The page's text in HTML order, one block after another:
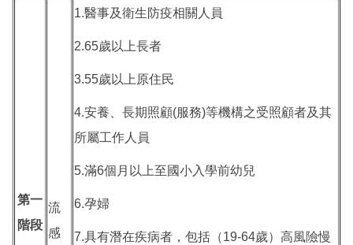
第一
階段
流
感
1.醫事及衛生防疫相關人員
2.65歲以上長者
3.55歲以上原住民
4.安養、長期照顧(服務)等機構之受照顧者及其
所屬工作人員
5.滿6個月以上至國小入學前幼兒
6.孕婦
7.具有潛在疾病者，包括（19-64歲）高風險慢